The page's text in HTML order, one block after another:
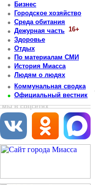
Бизнес
Городское хозяйство
Среда обитания
Дежурная часть 16+
Здоровье
Отдых
По материалам СМИ
История Миасса
Людям о людях
Коммунальная сводка
Официальный вестник
мы в соцсетях